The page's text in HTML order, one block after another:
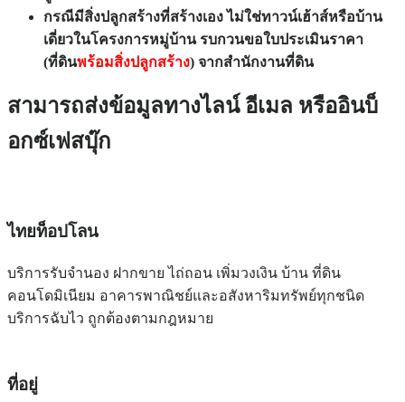
กรณีมีสิ่งปลูกสร้างที่สร้างเอง ไม่ใช่ทาวน์เฮ้าส์หรือบ้าน
เดี่ยวในโครงการหมู่บ้าน รบกวนขอใบประเมินราคา
(ที่ดินพร้อมสิ่งปลูกสร้าง) จากสำนักงานที่ดิน
สามารถส่งข้อมูลทางไลน์ อีเมล หรืออินบ็
อกซ์เฟสบุ๊ก
ไทยท็อปโลน
บริการรับจำนอง ฝากขาย ไถ่ถอน เพิ่มวงเงิน บ้าน ที่ดิน
คอนโดมิเนียม อาคารพาณิชย์และอสังหาริมทรัพย์ทุกชนิด
บริการฉับไว ถูกต้องตามกฎหมาย
ที่อยู่